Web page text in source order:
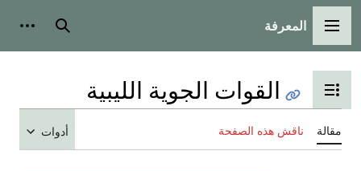
القائمة الرئيسية
المعرفة بحث
تبديل عرض جدول المحتويات
القوات الجوية الليبية
مقالة ناقش هذه الصفحة أدوات